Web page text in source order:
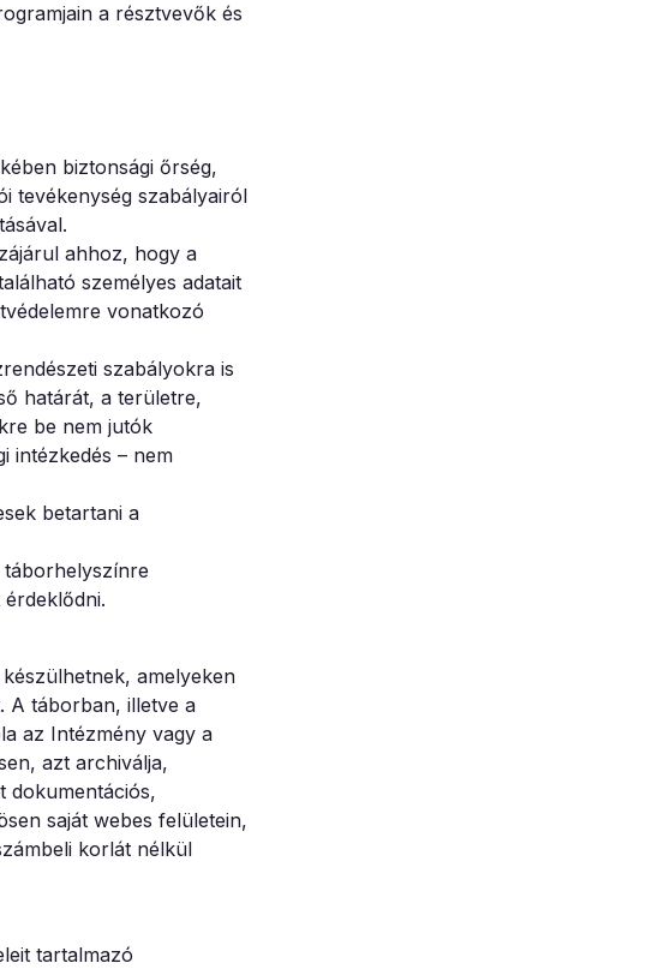
a résztvevők és
biztonsági őrség,
tevékenység szabályairól
ahhoz, hogy a
személyes adatait
vonatkozó
szabályokra is
határát, a területre,
be nem jutók
intézkedés – nem
betartani a
amelyeken
A táborban, illetve a
az Intézmény vagy a
azt archiválja,
dokumentációs,
saját webes felületein,
korlát nélkül
tartalmazó